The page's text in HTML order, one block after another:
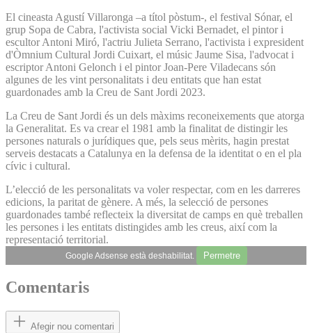
El cineasta Agustí Villaronga –a títol pòstum-, el festival Sónar, el
grup Sopa de Cabra, l'activista social Vicki Bernadet, el pintor i
escultor Antoni Miró, l'actriu Julieta Serrano, l'activista i expresident
d'Òmnium Cultural Jordi Cuixart, el músic Jaume Sisa, l'advocat i
escriptor Antoni Gelonch i el pintor Joan-Pere Viladecans són
algunes de les vint personalitats i deu entitats que han estat
guardonades amb la Creu de Sant Jordi 2023.
La Creu de Sant Jordi és un dels màxims reconeixements que atorga
la Generalitat. Es va crear el 1981 amb la finalitat de distingir les
persones naturals o jurídiques que, pels seus mèrits, hagin prestat
serveis destacats a Catalunya en la defensa de la identitat o en el pla
cívic i cultural.
L’elecció de les personalitats va voler respectar, com en les darreres
edicions, la paritat de gènere. A més, la selecció de persones
guardonades també reflecteix la diversitat de camps en què treballen
les persones i les entitats distingides amb les creus, així com la
representació territorial.
Google Adsense està deshabilitat. Permetre
Comentaris
Afegir nou comentari